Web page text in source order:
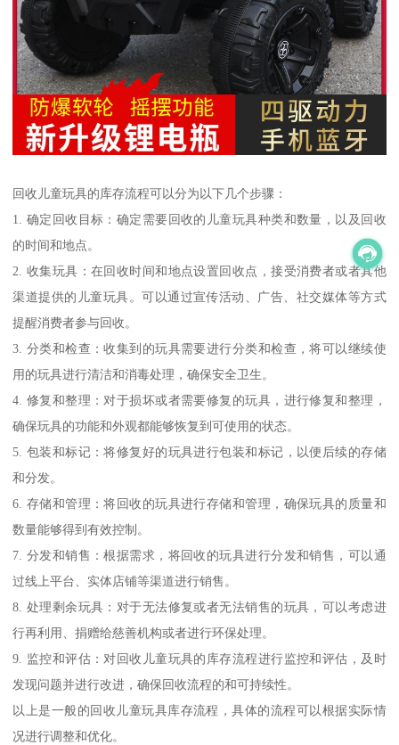
回收儿童玩具的库存流程可以分为以下几个步骤：
1. 确定回收目标：确定需要回收的儿童玩具种类和数量，以及回收
的时间和地点。
2. 收集玩具：在回收时间和地点设置回收点，接受消费者或者其他
渠道提供的儿童玩具。可以通过宣传活动、广告、社交媒体等方式
提醒消费者参与回收。
3. 分类和检查：收集到的玩具需要进行分类和检查，将可以继续使
用的玩具进行清洁和消毒处理，确保安全卫生。
4. 修复和整理：对于损坏或者需要修复的玩具，进行修复和整理，
确保玩具的功能和外观都能够恢复到可使用的状态。
5. 包装和标记：将修复好的玩具进行包装和标记，以便后续的存储
和分发。
6. 存储和管理：将回收的玩具进行存储和管理，确保玩具的质量和
数量能够得到有效控制。
7. 分发和销售：根据需求，将回收的玩具进行分发和销售，可以通
过线上平台、实体店铺等渠道进行销售。
8. 处理剩余玩具：对于无法修复或者无法销售的玩具，可以考虑进
行再利用、捐赠给慈善机构或者进行环保处理。
9. 监控和评估：对回收儿童玩具的库存流程进行监控和评估，及时
发现问题并进行改进，确保回收流程的和可持续性。
以上是一般的回收儿童玩具库存流程，具体的流程可以根据实际情
况进行调整和优化。